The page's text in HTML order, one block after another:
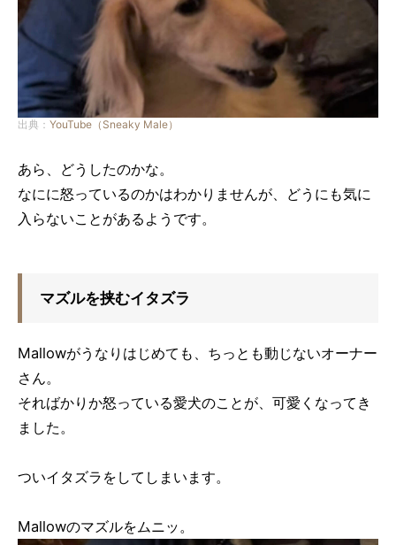
出典： YouTube（Sneaky Male）
あら、どうしたのかな。
なにに怒っているのかはわかりませんが、どうにも気に
入らないことがあるようです。
マズルを挟むイタズラ
Mallowがうなりはじめても、ちっとも動じないオーナー
さん。
そればかりか怒っている愛犬のことが、可愛くなってき
ました。
ついイタズラをしてしまいます。
Mallowのマズルをムニッ。